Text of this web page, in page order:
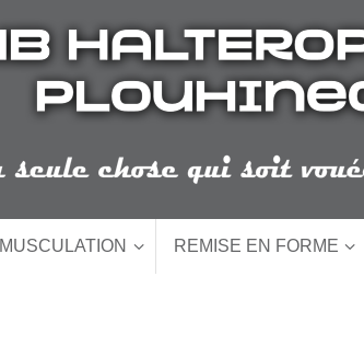
MUSCULATION REMISE EN FORME